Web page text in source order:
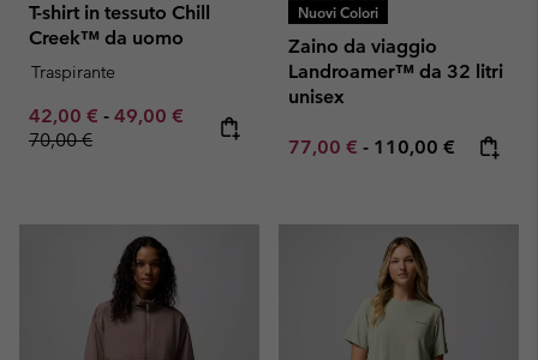
T-shirt in tessuto Chill
Creek™ da uomo
Traspirante
Minimum sale price:
42,00 € - Maximum sale price:
49,00 € Regular price:
70,00 €
Nuovi Colori
Zaino da viaggio
Landroamer™ da 32 litri
unisex
Minimum sale price:
77,00 € - Maximum price:
110,00 €